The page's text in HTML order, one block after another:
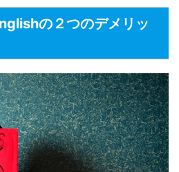
の２つのデメリッ